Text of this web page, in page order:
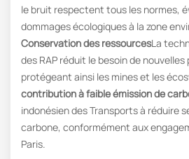
le bruit respectent tous les normes,
dommages écologiques à la zone
Conservation des ressourcesLa
des RAP réduit le besoin de nouvelles
protégeant ainsi les mines et les
contribution à faible émission de
indonésien des Transports à réduire
carbone, conformément aux
Paris.